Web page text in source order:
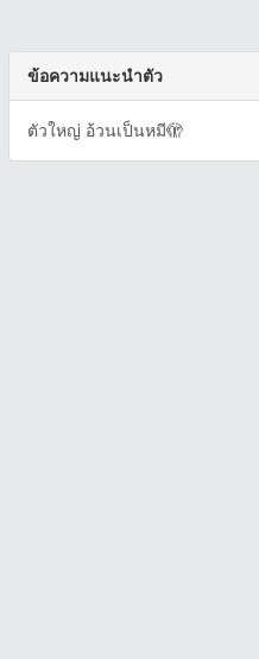
ข้อความแนะนำตัว
ตัวใหญ่ อ้วนเป็นหมี🫣